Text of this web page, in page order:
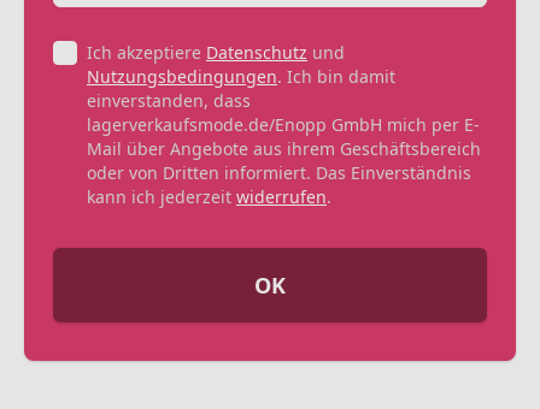
Ich akzeptiere Datenschutz und
Nutzungsbedingungen. Ich bin damit
einverstanden, dass
lagerverkaufsmode.de/Enopp GmbH mich per E-
Mail über Angebote aus ihrem Geschäftsbereich
oder von Dritten informiert. Das Einverständnis
kann ich jederzeit widerrufen.
OK